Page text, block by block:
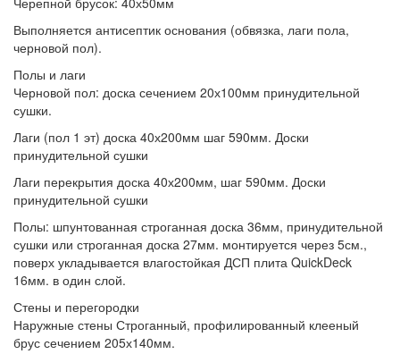
Выполняется антисептик основания (обвязка, лаги пола,
черновой пол).
Полы и лаги
Черновой пол: доска сечением 20х100мм принудительной
сушки.
Лаги (пол 1 эт) доска 40х200мм шаг 590мм. Доски
принудительной сушки
Лаги перекрытия доска 40х200мм, шаг 590мм. Доски
принудительной сушки
Полы: шпунтованная строганная доска 36мм, принудительной
сушки или строганная доска 27мм. монтируется через 5см.,
поверх укладывается влагостойкая ДСП плита QuickDeck
16мм. в один слой.
Стены и перегородки
Наружные стены Строганный, профилированный клееный
брус сечением 205х140мм.